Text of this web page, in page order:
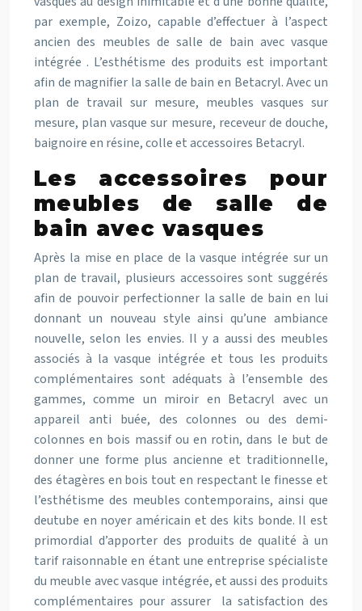
par exemple, Zoizo, capable d’effectuer à l’aspect
ancien des meubles de salle de bain avec vasque
intégrée . L’esthétisme des produits est important
afin de magnifier la salle de bain en Betacryl. Avec un
plan de travail sur mesure, meubles vasques sur
mesure, plan vasque sur mesure, receveur de douche,
baignoire en résine, colle et accessoires Betacryl.
Les accessoires pour
meubles de salle de
bain avec vasques
Après la mise en place de la vasque intégrée sur un
plan de travail, plusieurs accessoires sont suggérés
afin de pouvoir perfectionner la salle de bain en lui
donnant un nouveau style ainsi qu’une ambiance
nouvelle, selon les envies. Il y a aussi des meubles
associés à la vasque intégrée et tous les produits
complémentaires sont adéquats à l’ensemble des
gammes, comme un miroir en Betacryl avec un
appareil anti buée, des colonnes ou des demi-
colonnes en bois massif ou en rotin, dans le but de
donner une forme plus ancienne et traditionnelle,
des étagères en bois tout en respectant le finesse et
l’esthétisme des meubles contemporains, ainsi que
deutube en noyer américain et des kits bonde. Il est
primordial d’apporter des produits de qualité à un
tarif raisonnable en étant une entreprise spécialiste
du meuble avec vasque intégrée, et aussi des produits
complémentaires pour assurer la satisfaction des